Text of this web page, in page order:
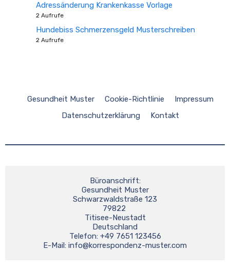
Adressänderung Krankenkasse Vorlage
2 Aufrufe
Hundebiss Schmerzensgeld Musterschreiben
2 Aufrufe
Gesundheit Muster Cookie-Richtlinie
Impressum
Datenschutzerklärung
Kontakt
Büroanschrift:
Gesundheit Muster
Schwarzwaldstraße 123
79822
Titisee-Neustadt
Deutschland
Telefon: +49 7651 123456
E-Mail: info@korrespondenz-muster.com